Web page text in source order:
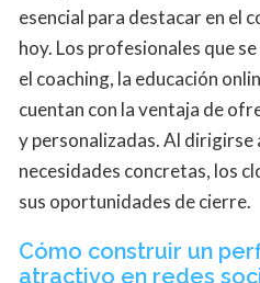
esencial para destacar en el
hoy. Los profesionales que
el coaching, la educación
cuentan con la ventaja de
y personalizadas. Al dirigirse
necesidades concretas, los
sus oportunidades de cierre.
Cómo construir un
atractivo en redes